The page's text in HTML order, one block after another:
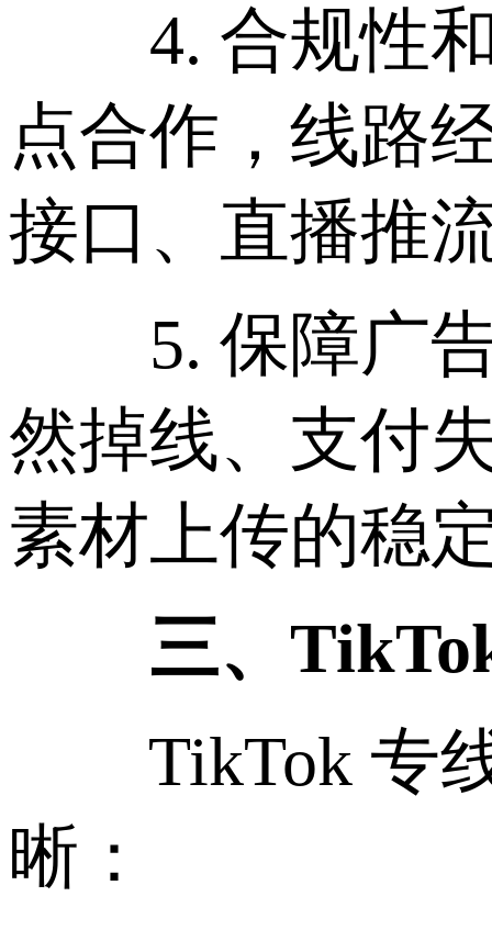
4. 合规性和
点合作，线路
接口、直播推
5. 保障广告
然掉线、支付
素材上传的稳
三、TikTok
TikTok 专线
晰：